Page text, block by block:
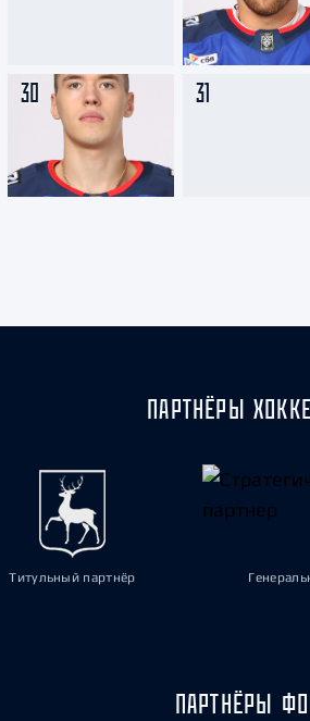
30 31
ПАРТНЁРЫ
Титульный партнёр
ПАРТНЁРЫ